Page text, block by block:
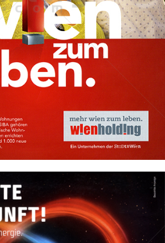
Wien Holding GmbH 2015
Bild-ID: 72030